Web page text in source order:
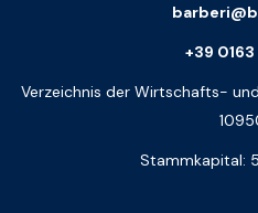
+39
Verzeichnis der Wirtschafts-
Stammkapital: